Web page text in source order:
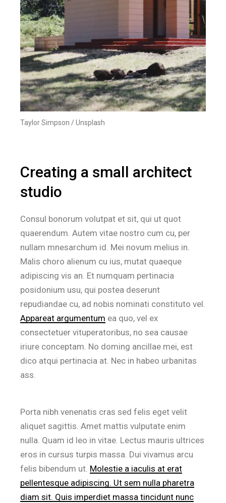
Taylor Simpson / Unsplash
Creating a small architect
studio
Consul bonorum volutpat et sit, qui ut quot
quaerendum. Autem vitae nostro cum cu, per
nullam mnesarchum id. Mei novum melius in.
Malis choro alienum cu ius, mutat quaeque
adipiscing vis an. Et numquam pertinacia
posidonium usu, qui postea deserunt
repudiandae cu, ad nobis nominati constituto vel.
Appareat argumentum ea quo, vel ex
consectetuer vituperatoribus, no sea causae
iriure conceptam. No doming ancillae mei, est
dico atqui pertinacia at. Nec in habeo urbanitas
ass.
Porta nibh venenatis cras sed felis eget velit
aliquet sagittis. Amet mattis vulputate enim
nulla. Quam id leo in vitae. Lectus mauris ultrices
eros in cursus turpis massa. Dui vivamus arcu
felis bibendum ut. Molestie a iaculis at erat
pellentesque adipiscing. Ut sem nulla pharetra
diam sit. Quis imperdiet massa tincidunt nunc